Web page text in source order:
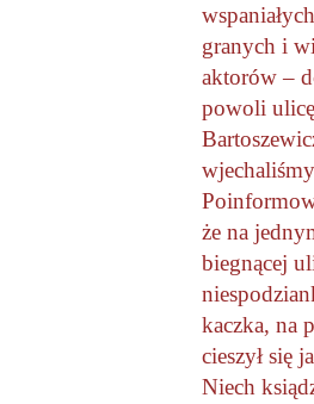
granych i
aktorów –
powoli ulicę
że na
biegnącej
kaczka, na
cieszył się
Niech